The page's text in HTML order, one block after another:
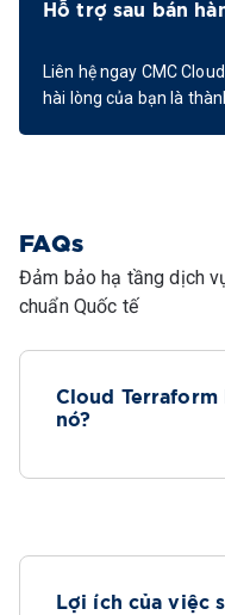
Hỗ trợ sau bán
Liên hệ ngay CMC
hài lòng của bạn là
FAQs
Đảm bảo hạ tầng dịch
chuẩn Quốc tế
Cloud Terraform
nó?
Lợi ích của việc